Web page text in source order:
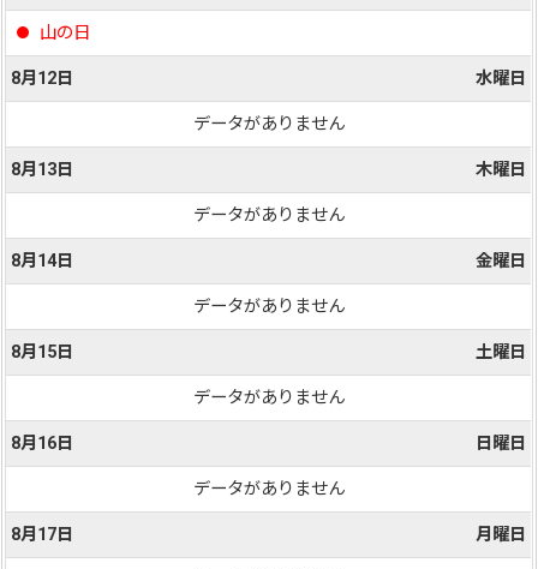
山の日
8月12日 水曜日
データがありません
8月13日 木曜日
データがありません
8月14日 金曜日
データがありません
8月15日 土曜日
データがありません
8月16日 日曜日
データがありません
8月17日 月曜日